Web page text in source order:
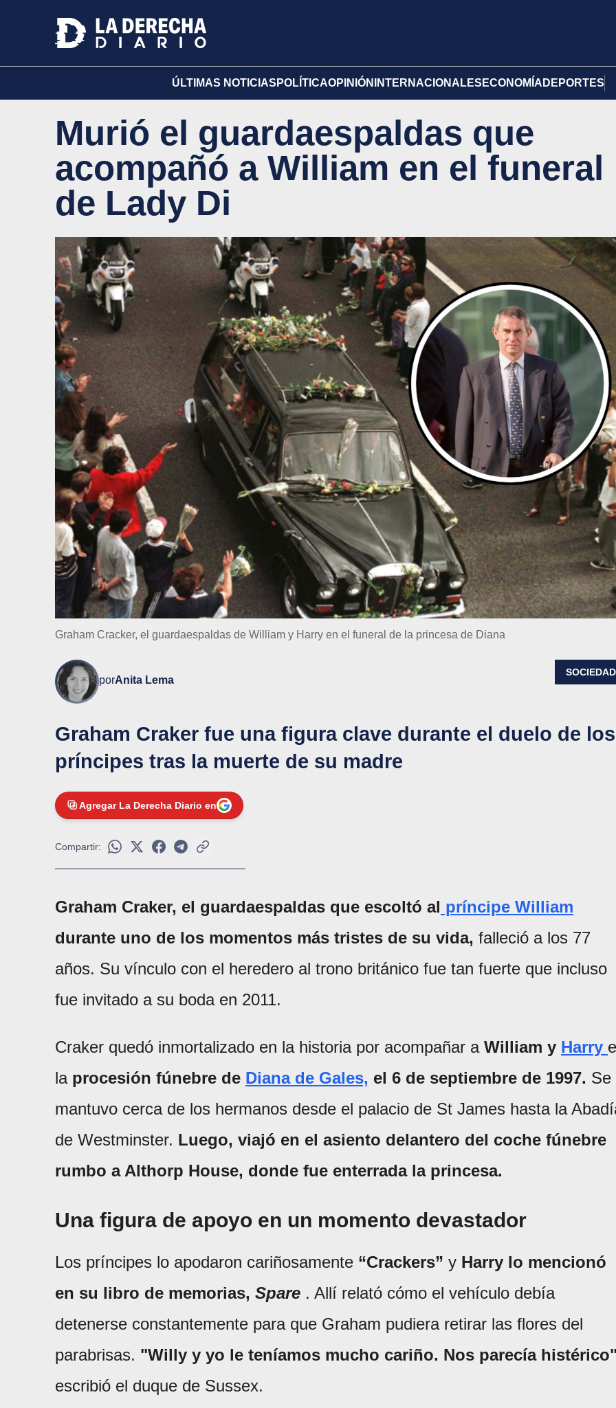
ÚLTIMAS NOTICIAS POLÍTICAOPINIÓN INTERNACIONALES ECONOMÍA DEPORTES
Murió el guardaespaldas que
acompañó a William en el funeral
de Lady Di
Graham Cracker, el guardaespaldas de William y Harry en el funeral de la princesa de Diana
porAnita Lema
SOCIEDAD
Graham Craker fue una figura clave durante el duelo de los
príncipes tras la muerte de su madre
Agregar La Derecha Diario en
Compartir:
Graham Craker, el guardaespaldas que escoltó al príncipe William
durante uno de los momentos más tristes de su vida, falleció a los 77
años. Su vínculo con el heredero al trono británico fue tan fuerte que incluso
fue invitado a su boda en 2011.
Craker quedó inmortalizado en la historia por acompañar aWilliam y Harry
la procesión fúnebre de Diana de Gales, el 6 de septiembre de 1997. Se
mantuvo cerca de los hermanos desde el palacio de St James hasta la
de Westminster. Luego, viajó en el asiento delantero del coche fúnebre
rumbo a Althorp House, donde fue enterrada la princesa.
Una figura de apoyo en un momento devastador
Los príncipes lo apodaron cariñosamente “Crackers” y Harry lo mencionó
en su libro de memorias, Spare . Allí relató cómo el vehículo debía
detenerse constantemente para que Graham pudiera retirar las flores del
parabrisas. "Willy y yo le teníamos mucho cariño. Nos parecía
escribió el duque de Sussex.